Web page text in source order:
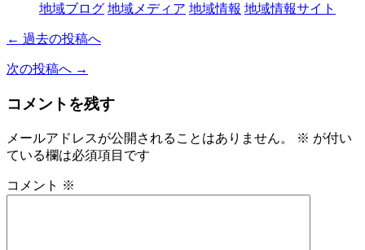
地域ブログ 地域メディア 地域情報 地域情報サイト
← 過去の投稿へ
次の投稿へ →
コメントを残す
メールアドレスが公開されることはありません。 ※ が付い
ている欄は必須項目です
コメント ※